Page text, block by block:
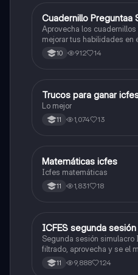
ICFES: Inglés
Cuadernillo Preguntaa
Aprovecha los
mejorar tus habilidades en
Prueba Saber 11. 🫡
10 912 14
Química
Trucos para ganar
Lo mejor
11 1,074 13
ICFES: Matemáticas
Matemáticas icfes
Icfes matemáticas
11 1,831 18
ICFES: Lectura Crítica
ICFES segunda
Segunda sesión
filtrado, aprovecha y se el
poder ingresar a
carrera con la que tanto
11 9,888 124